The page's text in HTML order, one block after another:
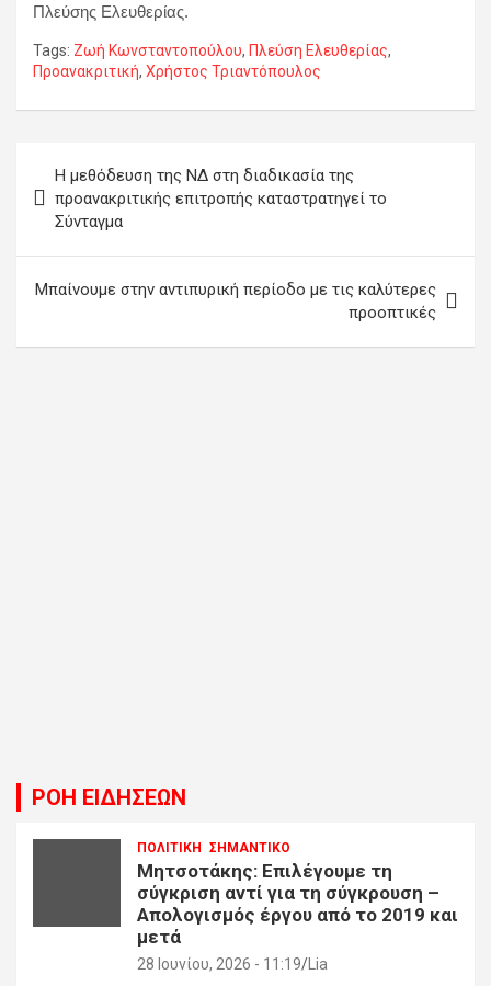
Πλεύσης Ελευθερίας.
Tags: Ζωή Κωνσταντοπούλου, Πλεύση Ελευθερίας,
Προανακριτική, Χρήστος Τριαντόπουλος
άρθρων
Η μεθόδευση της ΝΔ στη διαδικασία της
προανακριτικής επιτροπής καταστρατηγεί το
Σύνταγμα
Μπαίνουμε στην αντιπυρική περίοδο με τις καλύτερες
προοπτικές
ΡΟΗ ΕΙΔΗΣΕΩΝ
ΠΟΛΙΤΙΚΗ ΣΗΜΑΝΤΙΚΟ
Μητσοτάκης: Επιλέγουμε τη
σύγκριση αντί για τη σύγκρουση –
Απολογισμός έργου από το 2019 και
μετά
28 Ιουνίου, 2026 - 11:19 Lia